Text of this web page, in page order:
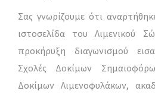
Σας γνωρίζουμε ότι
ιστοσελίδα του Λιμενικού
προκήρυξη διαγωνισμού
Σχολές Δοκίμων
Δοκίμων Λιμενοφυλάκων,